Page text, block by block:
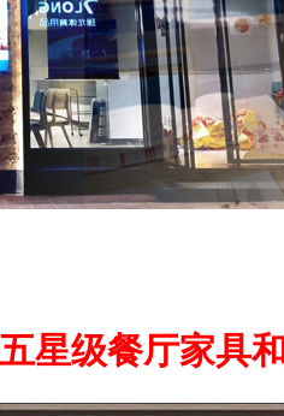
星级餐厅家具